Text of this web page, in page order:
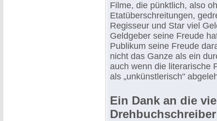
Filme, die pünktlich, also
Etatüberschreitungen,
Regisseur und Star viel
Geldgeber seine Freude
Publikum seine Freude
nicht das Ganze als ein
auch wenn die literarische
als „unkünstlerisch"
Ein Dank an die
Drehbuchschreiber